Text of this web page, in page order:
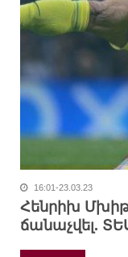
16:01-23.03.23
Հենրիխ
ճանաչվել.